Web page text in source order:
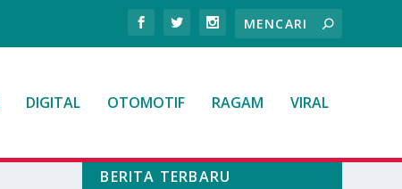
DIGITAL OTOMOTIF RAGAM VIRAL
BERITA TERBARU